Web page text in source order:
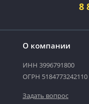
О компании
ИНН 3996791800
ОГРН 5184773242110
Задать вопрос
8